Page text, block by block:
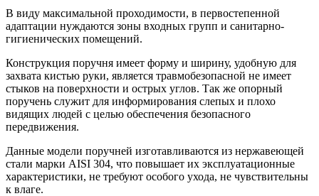
В виду максимальной проходимости, в первостепенной
адаптации нуждаются зоны входных групп и санитарно-
гигиенических помещений.
Конструкция поручня имеет форму и ширину, удобную для
захвата кистью руки, является травмобезопасной не имеет
стыков на поверхности и острых углов. Так же опорный
поручень служит для информирования слепых и плохо
видящих людей с целью обеспечения безопасного
передвижения.
Данные модели поручней изготавливаются из нержавеющей
стали марки AISI 304, что повышает их эксплуатационные
характеристики, не требуют особого ухода, не чувствительны
к влаге.